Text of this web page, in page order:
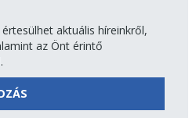
aktuális híreinkről,
az Önt érintő